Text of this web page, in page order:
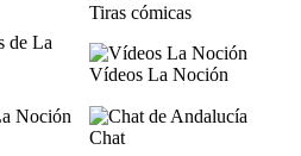
Tiras cómicas
Vídeos La Noción
Chat